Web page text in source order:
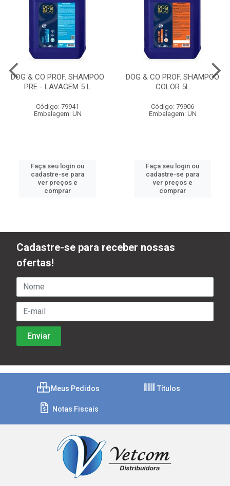
DOG & CO PROF. SHAMPOO
PRE - LAVAGEM 5 L
Código: 79941
Embalagem: UN
Faça seu login ou
cadastre-se para
ver preços e
comprar
DOG & CO PROF. SHAMPOO
COLOR 5L
Código: 79906
Embalagem: UN
Faça seu login ou
cadastre-se para
ver preços e
comprar
Cadastre-se para receber nossas
ofertas!
Meus Pedidos Títulos
Notas Fiscais